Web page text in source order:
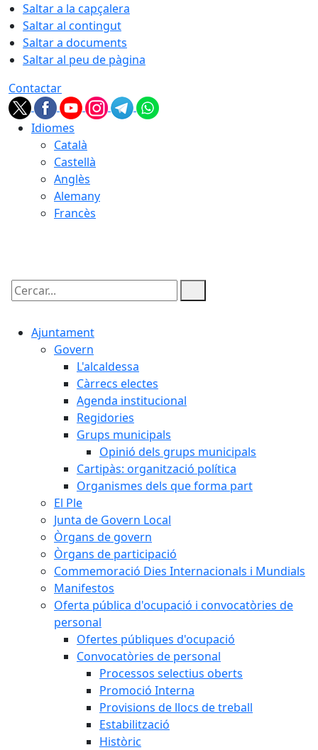
Saltar a la capçalera
Saltar al contingut
Saltar a documents
Saltar al peu de pàgina
Contactar
Idiomes
Català
Castellà
Anglès
Alemany
Francès
Cercar:
Ajuntament
Govern
L'alcaldessa
Càrrecs electes
Agenda institucional
Regidories
Grups municipals
Opinió dels grups municipals
Cartipàs: organització política
Organismes dels que forma part
El Ple
Junta de Govern Local
Òrgans de govern
Òrgans de participació
Commemoració Dies Internacionals i Mundials
Manifestos
Oferta pública d'ocupació i convocatòries de
personal
Ofertes públiques d'ocupació
Convocatòries de personal
Processos selectius oberts
Promoció Interna
Provisions de llocs de treball
Estabilització
Històric